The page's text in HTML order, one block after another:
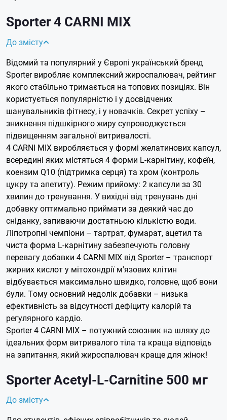
Sporter 4 CARNI MIX
До змісту
Відомий та популярний у Європі український бренд
Sporter виробляє комплексний жироспалювач, рейтинг
якого стабільно тримається на топових позиціях. Він
користується популярністю і у досвідчених
шанувальників фітнесу, і у новачків. Секрет успіху –
зникнення підшкірного жиру супроводжується
підвищенням загальної витривалості.
4 CARNI MIX виробляється у формі желатинових капсул,
всередині яких містяться 4 форми L-карнітину, кофеїн,
коензим Q10 (підтримка серця) та хром (контроль
цукру та апетиту). Режим прийому: 2 капсули за 30
хвилин до тренування. У вихідні від тренувань дні
добавку оптимально приймати за деякий час до
сніданку, запиваючи достатньою кількістю води.
Ліпотропні чемпіони – тартрат, фумарат, ацетил та
чиста форма L-карнітину забезпечують головну
перевагу добавки 4 CARNI MIX від Sporter – транспорт
жирних кислот у мітохондрії м'язових клітин
відбувається максимально швидко, головне, щоб вони
були. Тому основний недолік добавки – низька
ефективність за відсутності дефіциту калорій та
регулярного кардіо.
Sporter 4 CARNI MIX – потужний союзник на шляху до
ідеальних форм витривалого тіла та краща відповідь
на запитання, який жироспалювач краще для жінок!
Sporter Acetyl-L-Carnitine 500 мг
До змісту